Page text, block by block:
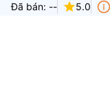
Đã bán: -- 5.0